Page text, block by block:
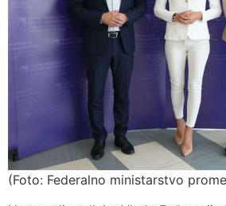
(Foto: Federalno ministarstvo